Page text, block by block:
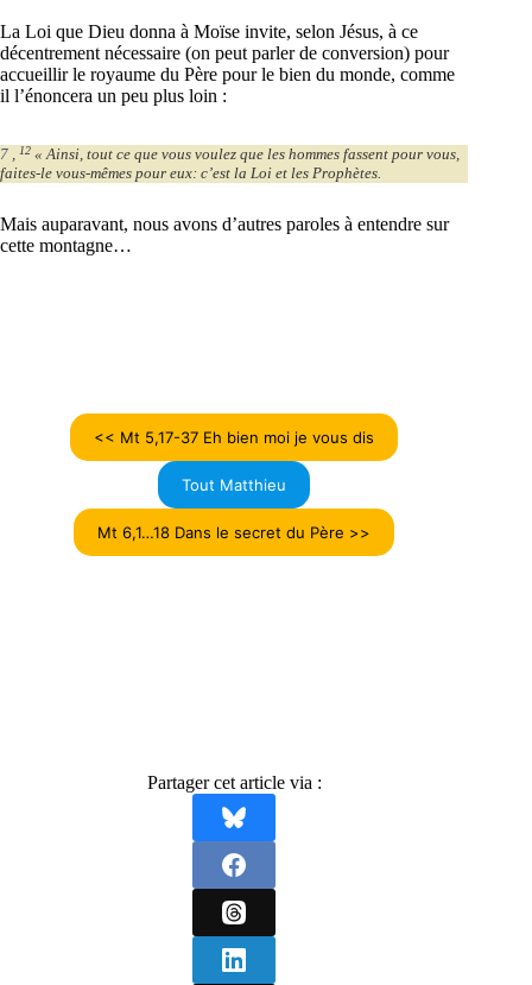
La Loi que Dieu donna à Moïse invite, selon Jésus, à ce
décentrement nécessaire (on peut parler de conversion) pour
accueillir le royaume du Père pour le bien du monde, comme
il l’énoncera un peu plus loin :
7 , 12 « Ainsi, tout ce que vous voulez que les hommes fassent pour vous,
faites-le vous-mêmes pour eux: c’est la Loi et les Prophètes.
Mais auparavant, nous avons d’autres paroles à entendre sur
cette montagne…
<< Mt 5,17-37 Eh bien moi je vous dis
Tout Matthieu
Mt 6,1…18 Dans le secret du Père >>
Partager cet article via :